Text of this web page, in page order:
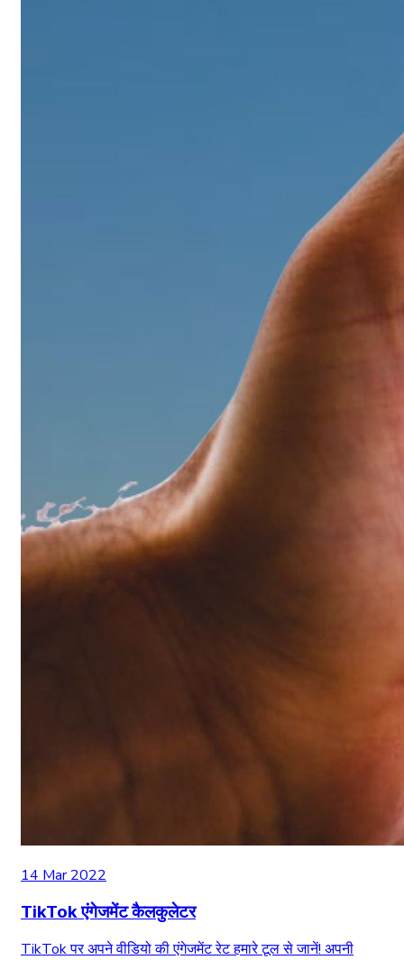
14 Mar 2022
TikTok एंगेजमेंट कैलकुलेटर
TikTok पर अपने वीडियो की एंगेजमेंट रेट हमारे टूल से जानें! अपनी